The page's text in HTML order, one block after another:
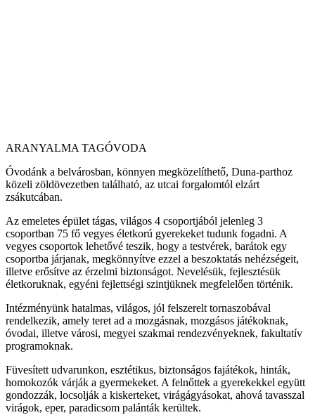
ARANYALMA TAGÓVODA
Óvodánk a belvárosban, könnyen megközelíthető, Duna-parthoz
közeli zöldövezetben található, az utcai forgalomtól elzárt
zsákutcában.
Az emeletes épület tágas, világos 4 csoportjából jelenleg 3
csoportban 75 fő vegyes életkorú gyerekeket tudunk fogadni. A
vegyes csoportok lehetővé teszik, hogy a testvérek, barátok egy
csoportba járjanak, megkönnyítve ezzel a beszoktatás nehézségeit,
illetve erősítve az érzelmi biztonságot. Nevelésük, fejlesztésük
életkoruknak, egyéni fejlettségi szintjüknek megfelelően történik.
Intézményünk hatalmas, világos, jól felszerelt tornaszobával
rendelkezik, amely teret ad a mozgásnak, mozgásos játékoknak,
óvodai, illetve városi, megyei szakmai rendezvényeknek, fakultatív
programoknak.
Füvesített udvarunkon, esztétikus, biztonságos fajátékok, hinták,
homokozók várják a gyermekeket. A felnőttek a gyerekekkel együtt
gondozzák, locsolják a kiskerteket, virágágyásokat, ahová tavasszal
virágok, eper, paradicsom palánták kerültek.